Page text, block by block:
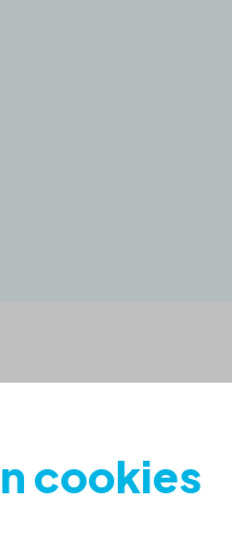
cookies